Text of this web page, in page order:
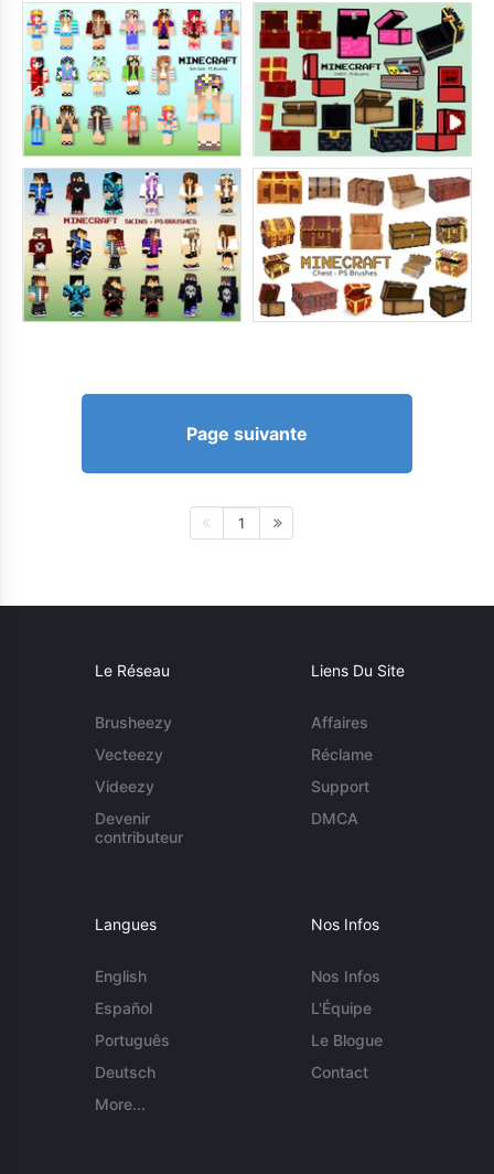
Page suivante
1
Le Réseau
Brusheezy
Vecteezy
Videezy
Devenir
contributeur
Liens Du Site
Affaires
Réclame
Support
DMCA
Langues
English
Español
Português
Deutsch
More...
Nos Infos
Nos Infos
L'Équipe
Le Blogue
Contact